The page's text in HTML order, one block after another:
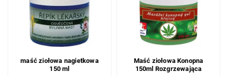
maść ziołowa nagietkowa
150 ml
Maść ziołowa Konopna
150ml Rozgrzewająca